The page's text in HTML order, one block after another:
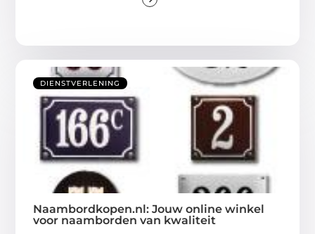
DIENSTVERLENING
Naambordkopen.nl: Jouw online winkel
voor naamborden van kwaliteit